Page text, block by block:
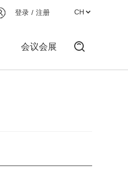
登录 / 注册
会议会展